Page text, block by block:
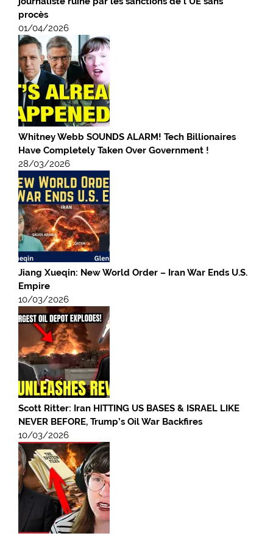
procès
01/04/2026
Whitney Webb SOUNDS ALARM! Tech Billionaires
Have Completely Taken Over Government !
28/03/2026
Jiang Xueqin: New World Order – Iran War Ends U.S.
Empire
10/03/2026
Scott Ritter: Iran HITTING US BASES & ISRAEL LIKE
NEVER BEFORE, Trump’s Oil War Backfires
10/03/2026